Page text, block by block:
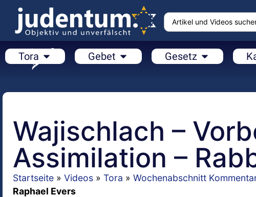
Tora Gebet Gesetz
Wajischlach –
Assimilation –
Startseite » Videos » Tora » Wochenabschnitt
Raphael Evers